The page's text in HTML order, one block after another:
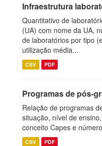
Infraestrutura
Quantitativo de
(UA) com nome da UA,
de laboratórios por tipo
utilização média...
CSV PDF
Programas de pós-
Relação de programas
situação, nível de
conceito Capes e
CSV PDF